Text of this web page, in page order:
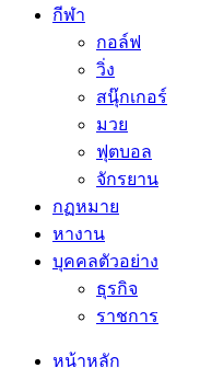
กีฬา
กอล์ฟ
วิ่ง
สนุ๊กเกอร์
มวย
ฟุตบอล
จักรยาน
กฏหมาย
หางาน
บุคคลตัวอย่าง
ธุรกิจ
ราชการ
หน้าหลัก